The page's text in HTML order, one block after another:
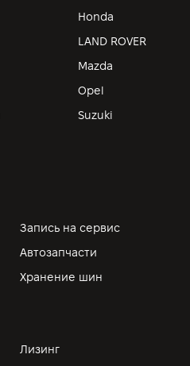
Honda
LAND ROVER
Mazda
Opel
Suzuki
Запись на сервис
Автозапчасти
Хранение шин
Лизинг